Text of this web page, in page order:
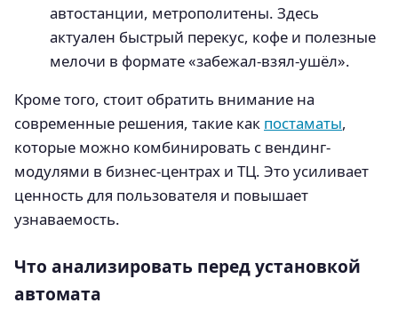
автостанции, метрополитены. Здесь
актуален быстрый перекус, кофе и полезные
мелочи в формате «забежал-взял-ушёл».
Кроме того, стоит обратить внимание на
современные решения, такие как постаматы,
которые можно комбинировать с вендинг-
модулями в бизнес-центрах и ТЦ. Это усиливает
ценность для пользователя и повышает
узнаваемость.
Что анализировать перед установкой
автомата